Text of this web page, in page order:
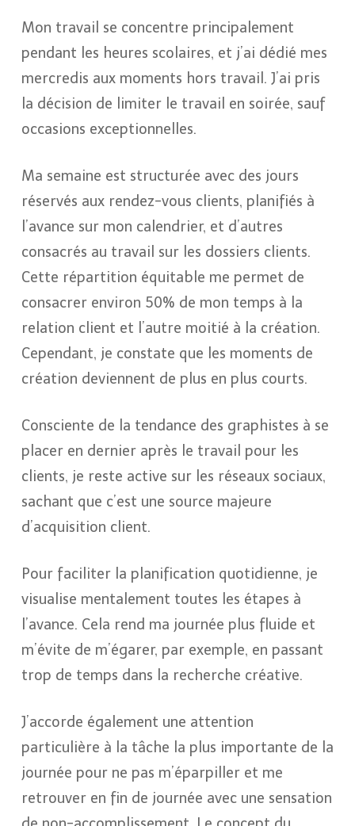
Mon travail se concentre principalement
pendant les heures scolaires, et j’ai dédié mes
mercredis aux moments hors travail. J’ai pris
la décision de limiter le travail en soirée, sauf
occasions exceptionnelles.
Ma semaine est structurée avec des jours
réservés aux rendez-vous clients, planifiés à
l’avance sur mon calendrier, et d’autres
consacrés au travail sur les dossiers clients.
Cette répartition équitable me permet de
consacrer environ 50% de mon temps à la
relation client et l’autre moitié à la création.
Cependant, je constate que les moments de
création deviennent de plus en plus courts.
Consciente de la tendance des graphistes à se
placer en dernier après le travail pour les
clients, je reste active sur les réseaux sociaux,
sachant que c’est une source majeure
d’acquisition client.
Pour faciliter la planification quotidienne, je
visualise mentalement toutes les étapes à
l’avance. Cela rend ma journée plus fluide et
m’évite de m’égarer, par exemple, en passant
trop de temps dans la recherche créative.
J’accorde également une attention
particulière à la tâche la plus importante de la
journée pour ne pas m’éparpiller et me
retrouver en fin de journée avec une sensation